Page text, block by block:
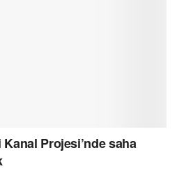
Projesi’nde saha